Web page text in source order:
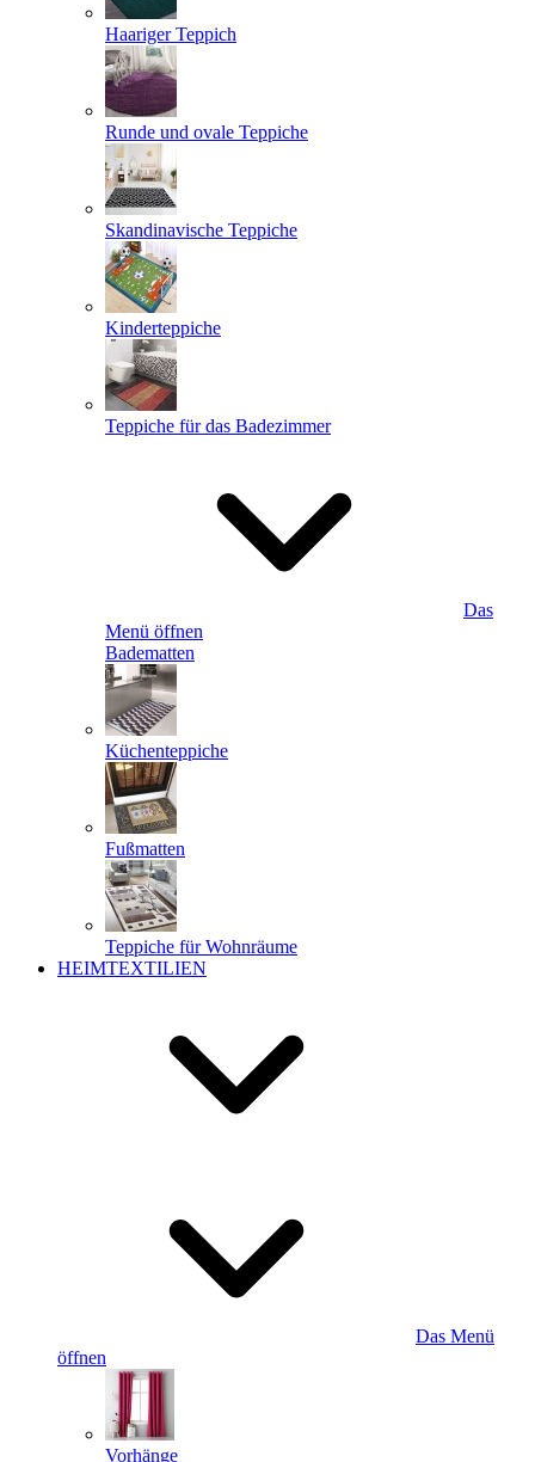
Haariger Teppich
Runde und ovale Teppiche
Skandinavische Teppiche
Kinderteppiche
Teppiche für das Badezimmer
Das
Menü öffnen
Badematten
Küchenteppiche
Fußmatten
Teppiche für Wohnräume
HEIMTEXTILIEN
Das Menü
öffnen
Vorhänge